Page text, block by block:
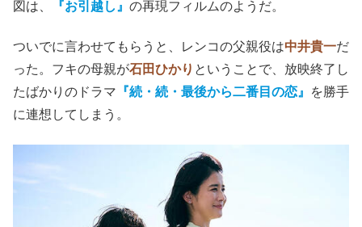
図は、
『お引越し』 の再現フィルムのようだ。
ついでに言わせてもらうと、レンコの父親役は中井貴一だ
った。フキの母親が石田ひかり ということで、放映終了し
たばかりのドラマ 『続・続・最後から二番目の恋』
を勝手
に連想してしまう。